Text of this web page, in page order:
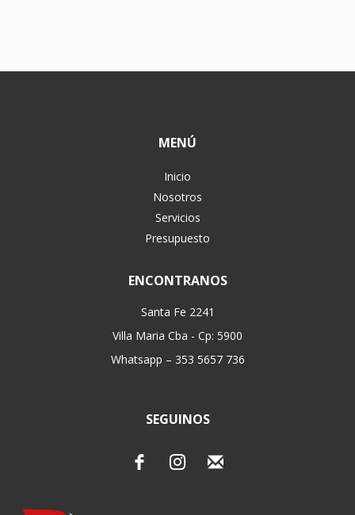
MENÚ
Inicio
Nosotros
Servicios
Presupuesto
ENCONTRANOS
Santa Fe 2241
Villa Maria Cba - Cp: 5900
Whatsapp – 353 5657 736
SEGUINOS